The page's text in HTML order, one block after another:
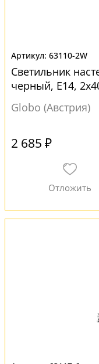
63110-2W
Светильник
черный, E14,
Globo (Австрия)
2 685 ₽